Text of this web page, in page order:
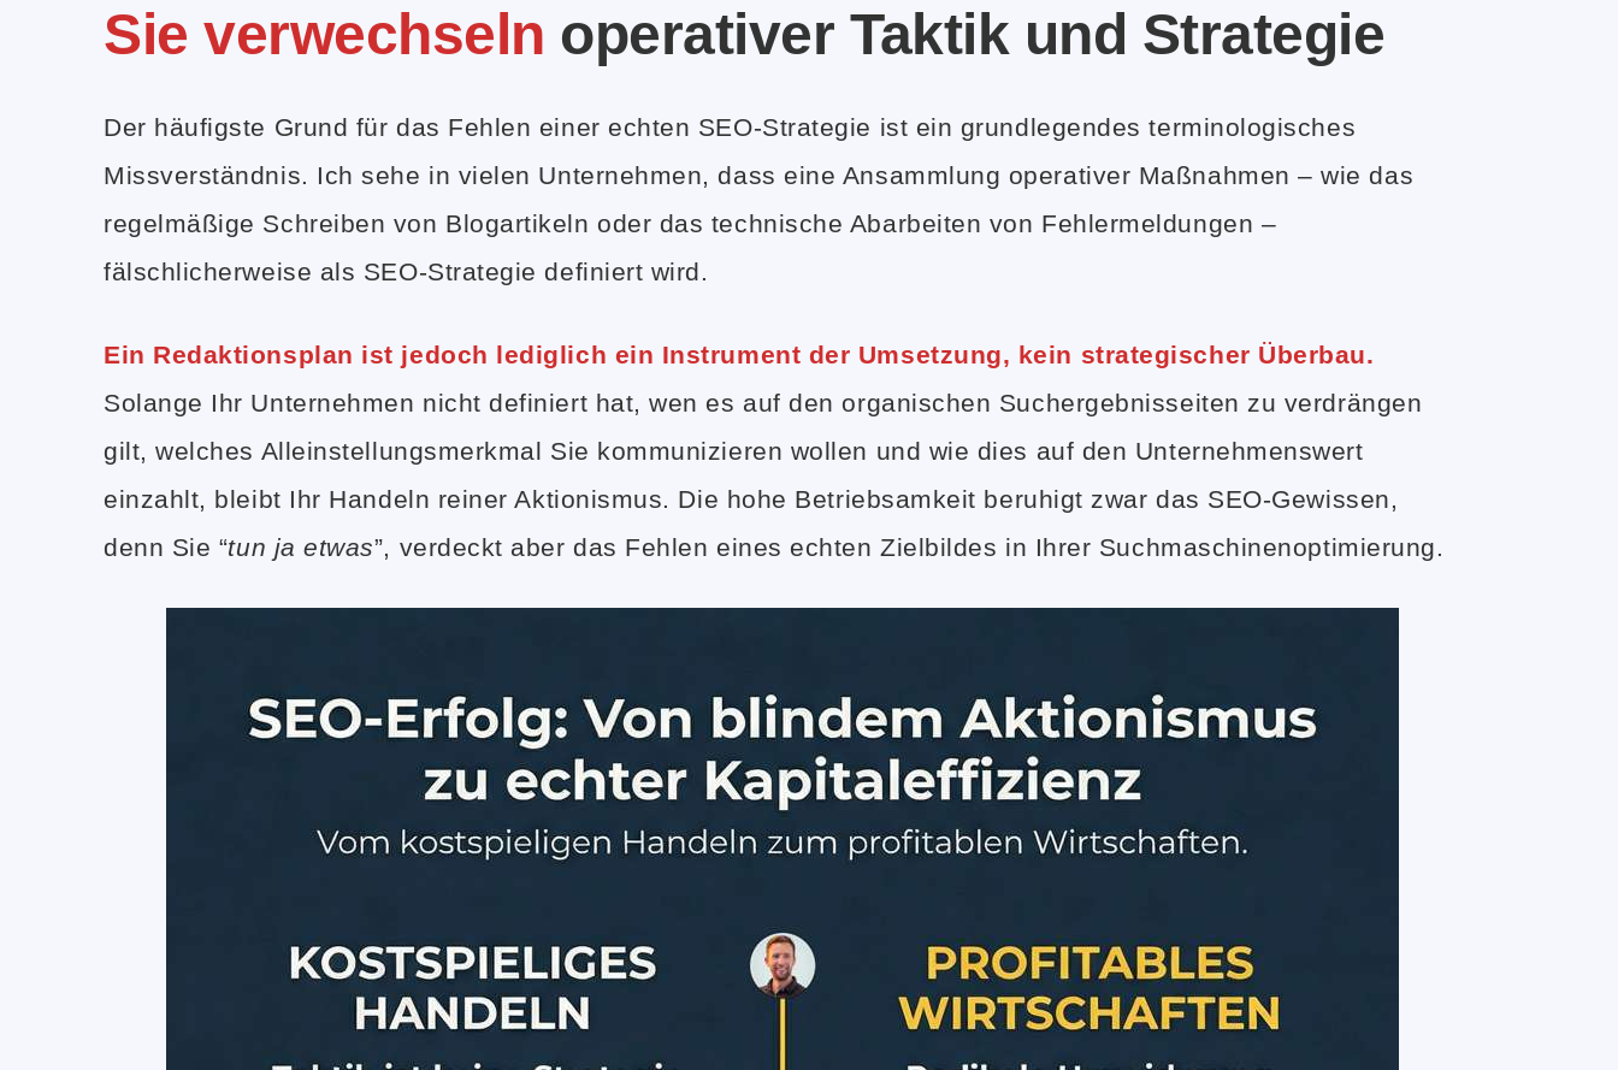
Sie verwechseln operativer Taktik und Strategie
Der häufigste Grund für das Fehlen einer echten SEO-Strategie ist ein grundlegendes terminologisches
Missverständnis. Ich sehe in vielen Unternehmen, dass eine Ansammlung operativer Maßnahmen – wie das
regelmäßige Schreiben von Blogartikeln oder das technische Abarbeiten von Fehlermeldungen –
fälschlicherweise als SEO-Strategie definiert wird.
Ein Redaktionsplan ist jedoch lediglich ein Instrument der Umsetzung, kein strategischer Überbau.
Solange Ihr Unternehmen nicht definiert hat, wen es auf den organischen Suchergebnisseiten zu verdrängen
gilt, welches Alleinstellungsmerkmal Sie kommunizieren wollen und wie dies auf den Unternehmenswert
einzahlt, bleibt Ihr Handeln reiner Aktionismus. Die hohe Betriebsamkeit beruhigt zwar das SEO-Gewissen,
denn Sie “tun ja etwas”, verdeckt aber das Fehlen eines echten Zielbildes in Ihrer Suchmaschinenoptimierung.